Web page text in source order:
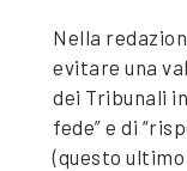
Nella
evitare una
dei Tribunali
fede” e di
(questo